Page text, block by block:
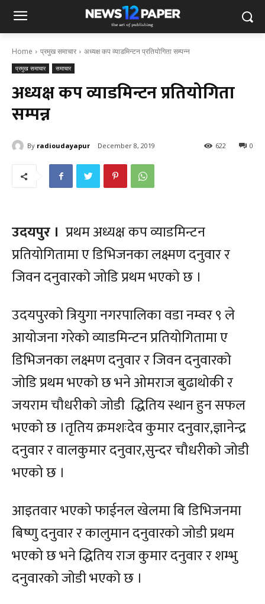
Home प्रमुख समाचार अध्यक्ष कप व्याडमिन्टन प्रतियोगिता सम्पन्न
प्रमुख समाचार समाचार
अध्यक्ष कप व्याडमिन्टन प्रतियोगिता
सम्पन्न
By radioudayapur December 8, 2019 0
622
उदयपुर । प्रथम अध्यक्ष कप व्याडमिन्टन
प्रतियोगितामा ए डिभिजनका लक्ष्मण दनुवार र
जिवन दनुवारको जोडि प्रथम भएको छ ।
उदयपुरको त्रियुगा नगरपालिका वडा नम्वर ९ ले
आयोजना गरेको व्याडमिन्टन प्रतियोगितामा ए
डिभिजनका लक्ष्मण दनुवार र जिवन दनुवारको
जोडि प्रथम भएको छ भने ओमराज बुढाथोकी र
जयराम चौधरीको जोडी द्धितिय स्थान हुन सफल
भएको छ ।तृतिय क्रमशःदेव कुमार दनुवार,ज्ञानेन्द्र
दनुवार र वालकुमार दनुवार,सुन्दर चौधरीको जोडी
भएको छ ।
आइतवार भएको फाईनल खेलमा बि डिभिजनमा
बिष्णु दनुवार र कालुमान दनुवारको जोडी प्रथम
भएको छ भने द्धितिय राज कुमार दनुवार र शम्भु
दनुवारको जोडी भएको छ ।